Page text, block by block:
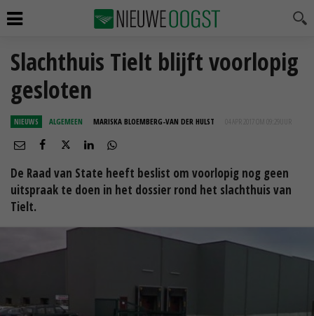
Slachthuis Tielt blijft voorlopig
gesloten
NIEUWS ALGEMEEN MARISKA BLOEMBERG-VAN DER HULST 04 APR 2017 OM 09:29
De Raad van State heeft beslist om voorlopig nog geen
uitspraak te doen in het dossier rond het slachthuis van
Tielt.